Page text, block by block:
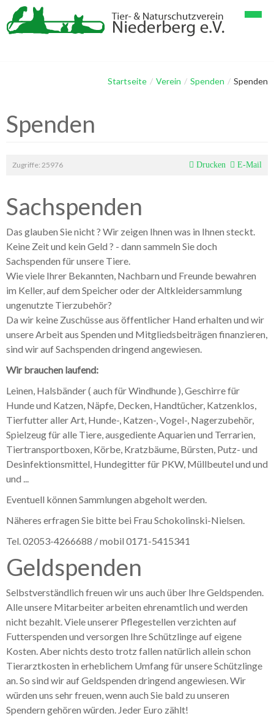
Verein im Detail
Linksammlung
Papageienhaltung
Geschichten & Bilder
Galerie Vögel, Papageien
Galerie Hunde
Galerie Katzen
Galerie Kleintiere
Impressum
Datenschutzerklärung
Startseite / Verein / Spenden / Spenden
Spenden
Zugriffe: 25976 Drucken E-Mail
Sachspenden
Das glauben Sie nicht ? Wir zeigen Ihnen was in Ihnen steckt.
Keine Zeit und kein Geld ? - dann sammeln Sie doch
Sachspenden für unsere Tiere.
Wie viele Ihrer Bekannten, Nachbarn und Freunde bewahren
im Keller, auf dem Speicher oder der Altkleidersammlung
ungenutzte Tierzubehör?
Da wir keine Zuschüsse aus öffentlicher Hand erhalten und wir
unsere Arbeit aus Spenden und Mitgliedsbeiträgen finanzieren,
sind wir auf Sachspenden dringend angewiesen.
Wir brauchen laufend:
Leinen, Halsbänder ( auch für Windhunde ), Geschirre für
Hunde und Katzen, Näpfe, Decken, Handtücher, Katzenklos,
Tierfutter aller Art, Hunde-, Katzen-, Vogel-, Nagerzubehör,
Spielzeug für alle Tiere, ausgediente Aquarien und Terrarien,
Tiertransportboxen, Körbe, Kratzbäume, Bürsten, Putz- und
Desinfektionsmittel, Hundegitter für PKW, Müllbeutel und und
und ...
Eventuell können Sammlungen abgeholt werden.
Näheres erfragen Sie bitte bei Frau Schokolinski-Nielsen.
Tel. 02053-4266688 / mobil 0171-5415341
Geldspenden
Selbstverständlich freuen wir uns auch über Ihre Geldspenden.
Alle unsere Mitarbeiter arbeiten ehrenamtlich und werden
nicht bezahlt. Viele unserer Pflegestellen verzichten auf
Futterspenden und versorgen Ihre Schützlinge auf eigene
Kosten. Aber nichts desto trotz fallen natürlich allein schon
Tierarztkosten in erheblichem Umfang für unsere Schützlinge
an. So sind wir auf Geldspenden dringend angewiesen. Wir
würden uns sehr freuen, wenn auch Sie bald zu unseren
Spendern gehören würden. Jeder Euro zählt!